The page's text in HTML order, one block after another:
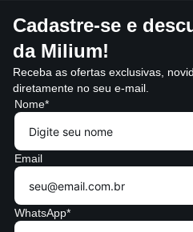
Cadastre-se e
da Milium!
Receba as ofertas exclusivas,
diretamente no seu e-mail.
Nome*
Email
WhatsApp*